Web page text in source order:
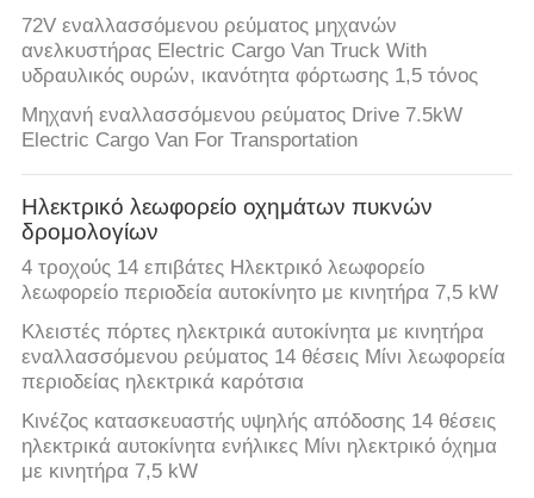
72V εναλλασσόμενου ρεύματος μηχανών
ανελκυστήρας Electric Cargo Van Truck With
υδραυλικός ουρών, ικανότητα φόρτωσης 1,5 τόνος
Μηχανή εναλλασσόμενου ρεύματος Drive 7.5kW
Electric Cargo Van For Transportation
Ηλεκτρικό λεωφορείο οχημάτων πυκνών
δρομολογίων
4 τροχούς 14 επιβάτες Ηλεκτρικό λεωφορείο
λεωφορείο περιοδεία αυτοκίνητο με κινητήρα 7,5 kW
Κλειστές πόρτες ηλεκτρικά αυτοκίνητα με κινητήρα
εναλλασσόμενου ρεύματος 14 θέσεις Μίνι λεωφορεία
περιοδείας ηλεκτρικά καρότσια
Κινέζος κατασκευαστής υψηλής απόδοσης 14 θέσεις
ηλεκτρικά αυτοκίνητα ενήλικες Μίνι ηλεκτρικό όχημα
με κινητήρα 7,5 kW